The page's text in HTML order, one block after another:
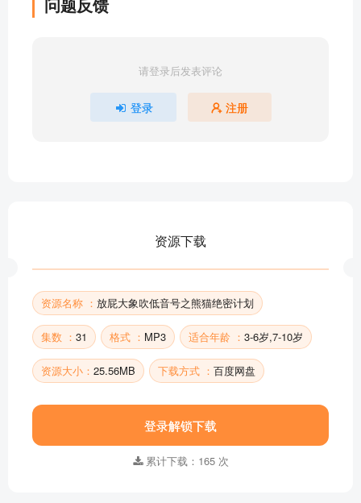
21.彭彭笑了
26.哦，真是不好意思/《彭彭的屁》
部分目录展示 ▶ 下载后解锁 31 首完整音频
请登录后发表评论
登录 注册
资源下载
资源名称 ： 放屁大象吹低音号之熊猫绝密计划
集数 ： 31 格式 ： MP3 适合年龄 ： 3-6岁,7-10岁
资源大小： 25.56MB 下载方式 ： 百度网盘
登录解锁下载
累计下载：165 次